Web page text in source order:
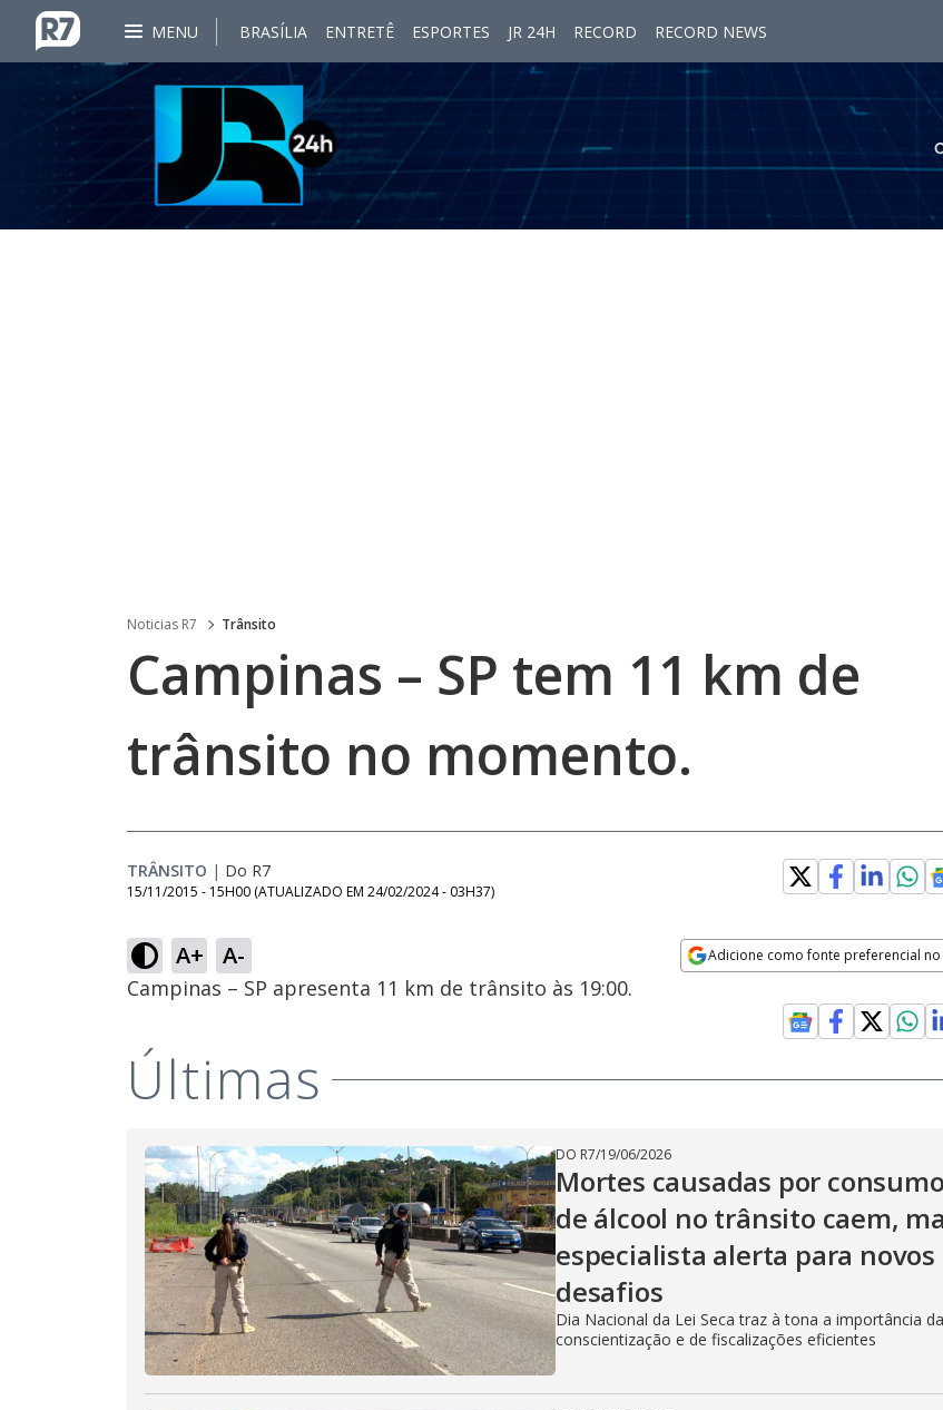
MENU BRASÍLIA ENTRETÊ ESPORTES JR 24H RECORD RECORD NEWS
Noticias R7 Trânsito
Campinas – SP tem 11 km de
trânsito no momento.
TRÂNSITO | Do R7
15/11/2015 - 15H00 (ATUALIZADO EM 24/02/2024 - 03H37)
A+ A- Adicione como fonte preferencial
Campinas – SP apresenta 11 km de trânsito às 19:00.
Últimas
DO R7/19/06/2026
Mortes causadas por consumo
de álcool no trânsito caem,
especialista alerta para novos
desafios
Dia Nacional da Lei Seca traz à tona a importância da
conscientização e de fiscalizações eficientes